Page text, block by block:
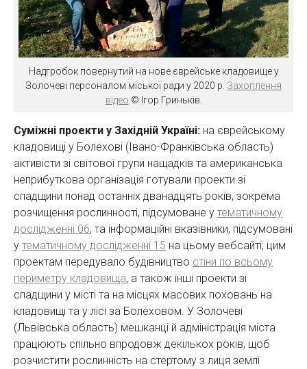
Надгробок повернутий на нове єврейське кладовище у
Золочеві персоналом міської ради у 2020 р. Захоплення
відео © Ігор Гриньків.
Суміжні проекти у Західній Україні: на єврейському
кладовищі у Болехові (Івано-Франківська область)
активісти зі світової групи нащадків та американська
неприбуткова організація готували проекти зі
спадщини понад останніх дванадцять років, зокрема
розчищення рослинності, підсумоване у тематичному
дослідженні 06, та інформаційні вказівники, підсумовані
у тематичному дослідженні 15 на цьому вебсайті; цим
проектам передувало будівництво стіни по всьому
периметру кладовища, а також інші проекти зі
спадщини у місті та на місцях масових поховань на
кладовищі та у лісі за Болеховом. У Золочеві
(Львівська область) мешканці й адміністрація міста
працюють спільно впродовж декількох років, щоб
розчистити рослинність на стертому з лиця землі